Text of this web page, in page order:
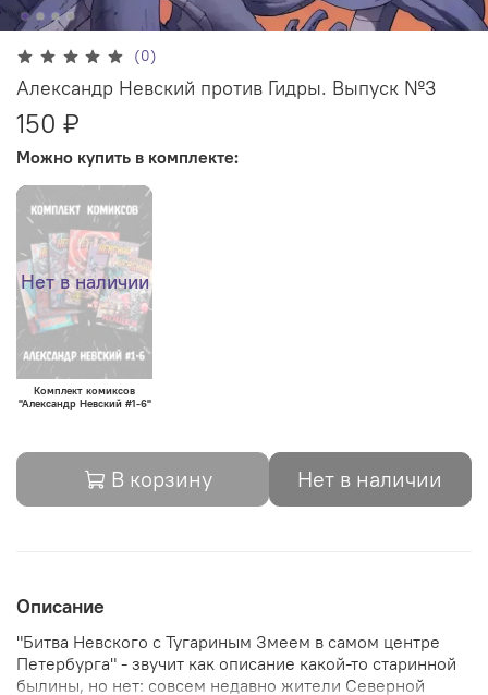
(0)
Александр Невский против Гидры. Выпуск №3
150 ₽
Можно купить в комплекте:
Нет в наличии
Комплект комиксов
"Александр Невский #1-6"
В корзину Нет в наличии
Описание
"Битва Невского с Тугариным Змеем в самом центре
Петербурга" - звучит как описание какой-то старинной
былины, но нет: совсем недавно жители Северной